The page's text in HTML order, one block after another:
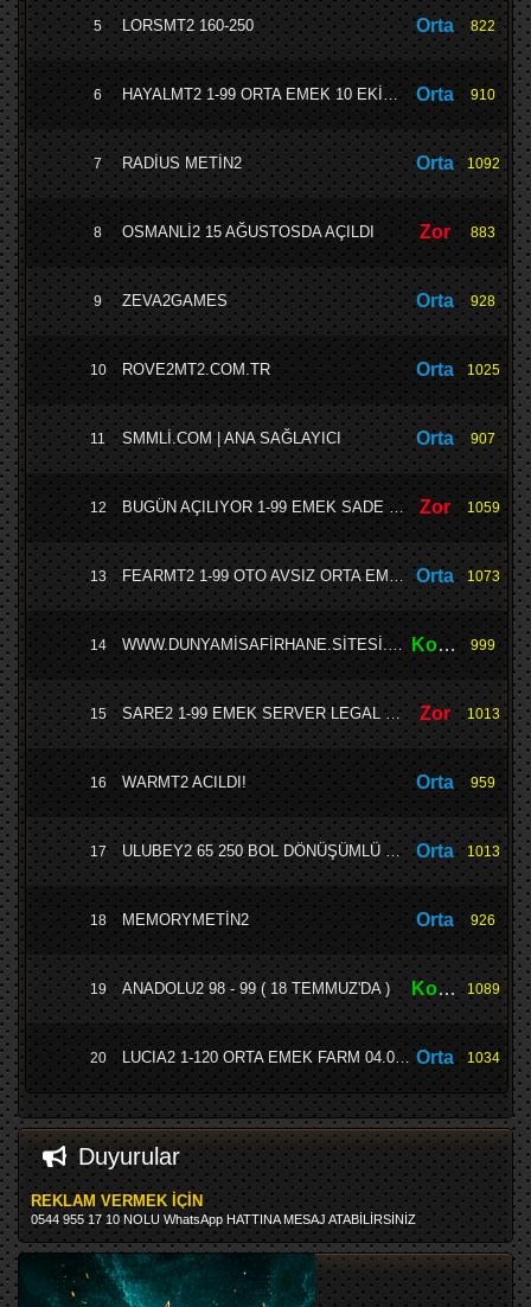
5 LORSMT2 160-250 822
Orta
6 HAYALMT2 1-99 ORTA EMEK 10 EKİM 2025 CUMA 21:00 910
Orta
7 RADİUS METİN2 1092
Orta
8 OSMANLİ2 15 AĞUSTOSDA AÇILDI 883
Zor
9 ZEVA2GAMES 928
Orta
10 ROVE2MT2.COM.TR 1025
Orta
11 SMMLİ.COM | ANA SAĞLAYICI 907
Orta
12 BUGÜN AÇILIYOR 1-99 EMEK SADE ÖMÜRLÜK YAPI LEGAL SATIŞ.! 1059
Zor
13 FEARMT2 1-99 OTO AVSIZ ORTA EMEK SERVER 1073
Orta
14 WWW.DUNYAMİSAFİRHANE.SİTESİ.TC 98-99 EMEKSİZ WSLİK HD OYUN YAPISI 999
Kolay
15 SARE2 1-99 EMEK SERVER LEGAL SATIŞ.! 1013
Zor
16 WARMT2 ACILDI! 959
Orta
17 ULUBEY2 65 250 BOL DÖNÜŞÜMLÜ ORTA EMEK SERVER 1013
Orta
18 MEMORYMETİN2 926
Orta
19 ANADOLU2 98 - 99 ( 18 TEMMUZ'DA ) 1089
Kolay
20 LUCIA2 1-120 ORTA EMEK FARM 04.07.2025 AÇILIYOR KAÇIRMA HEMEN KATIL 1034
Orta
Duyurular
REKLAM VERMEK İÇİN
0544 955 17 10 NOLU WhatsApp HATTINA MESAJ ATABİLİRSİNİZ